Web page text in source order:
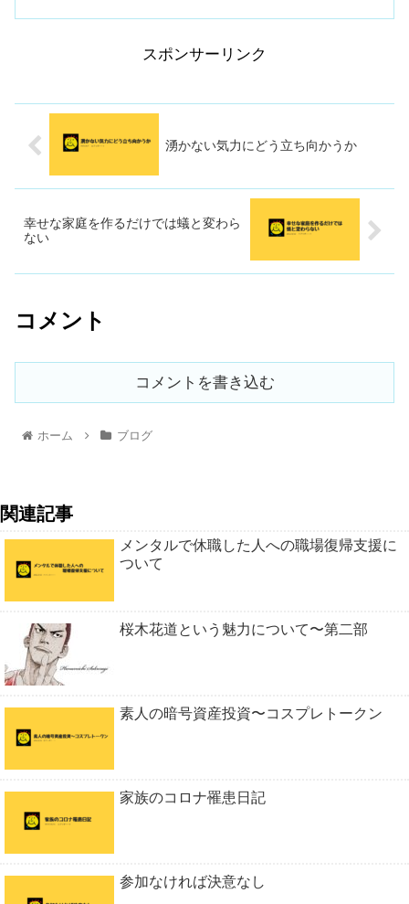
スポンサーリンク
湧かない気力にどう立ち向かうか
幸せな家庭を作るだけでは蟻と変わら
ない
コメント
コメントを書き込む
ホーム ブログ
関連記事
メンタルで休職した人への職場復帰支援に
ついて
桜木花道という魅力について〜第二部
素人の暗号資産投資〜コスプレトークン
家族のコロナ罹患日記
参加なければ決意なし